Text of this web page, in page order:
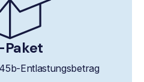
Entlastungsbetrag